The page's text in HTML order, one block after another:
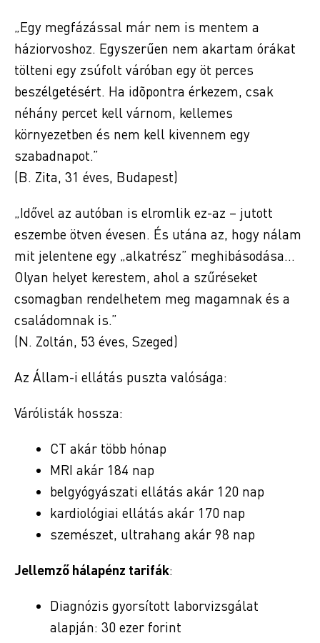
„Egy megfázással már nem is mentem a
háziorvoshoz. Egyszerűen nem akartam órákat
tölteni egy zsúfolt váróban egy öt perces
beszélgetésért. Ha idõpontra érkezem, csak
néhány percet kell várnom, kellemes
környezetben és nem kell kivennem egy
szabadnapot.”
(B. Zita, 31 éves, Budapest)
„Idővel az autóban is elromlik ez-az – jutott
eszembe ötven évesen. És utána az, hogy nálam
mit jelentene egy „alkatrész” meghibásodása…
Olyan helyet kerestem, ahol a szűréseket
csomagban rendelhetem meg magamnak és a
családomnak is.”
(N. Zoltán, 53 éves, Szeged)
Az Állam-i ellátás puszta valósága:
Várólisták hossza:
CT akár több hónap
MRI akár 184 nap
belgyógyászati ellátás akár 120 nap
kardiológiai ellátás akár 170 nap
szemészet, ultrahang akár 98 nap
Jellemző hálapénz tarifák:
Diagnózis gyorsított laborvizsgálat
alapján: 30 ezer forint